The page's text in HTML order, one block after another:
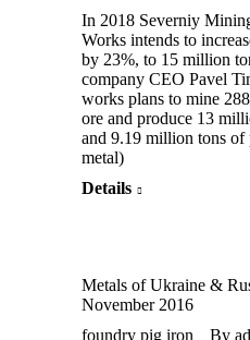
In 2018 Severniy
Works intends to
by 23%, to 15 million
company CEO Pavel
works plans to mine
ore and produce 13
and 9.19 million tons of
metal)
Details
Metals of Ukraine &
November 2016
foundry pig iron
By